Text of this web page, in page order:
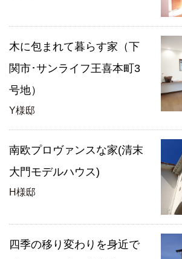
木に包まれて暮らす家（下
関市･サンライフ王喜本町3
号地）
Y様邸
南欧プロヴァンスな家(清末
大門モデルハウス)
H様邸
四季の移り変わりを身近で